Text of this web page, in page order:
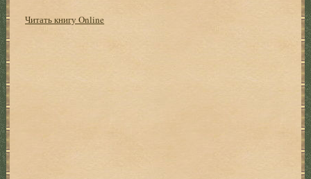
Читать книгу Online